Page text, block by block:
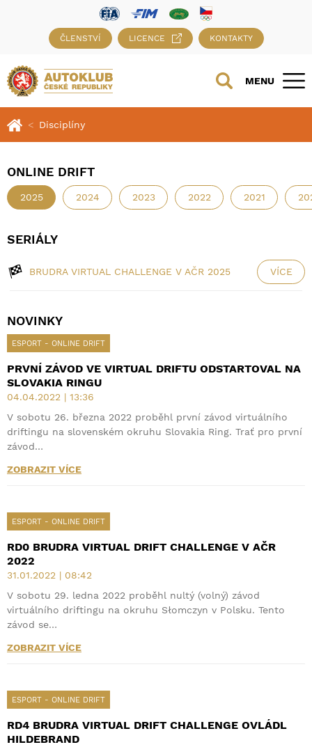
ČLENSTVÍ LICENCE KONTAKTY
MENU
Disciplíny
ONLINE DRIFT
2025 2024 2023 2022 2021
SERIÁLY
BRUDRA VIRTUAL CHALLENGE V AČR 2025 VÍCE
NOVINKY
ESPORT - ONLINE DRIFT
PRVNÍ ZÁVOD VE VIRTUAL DRIFTU ODSTARTOVAL NA
SLOVAKIA RINGU
04.04.2022 | 13:36
V sobotu 26. března 2022 proběhl první závod virtuálního
driftingu na slovenském okruhu Slovakia Ring. Trať pro první
závod…
ZOBRAZIT VÍCE
ESPORT - ONLINE DRIFT
RD0 BRUDRA VIRTUAL DRIFT CHALLENGE V AČR
2022
31.01.2022 | 08:42
V sobotu 29. ledna 2022 proběhl nultý (volný) závod
virtuálního driftingu na okruhu Słomczyn v Polsku. Tento
závod se…
ZOBRAZIT VÍCE
ESPORT - ONLINE DRIFT
RD4 BRUDRA VIRTUAL DRIFT CHALLENGE OVLÁDL
HILDEBRAND